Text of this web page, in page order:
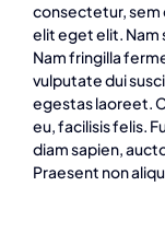
consectetur, sem
elit eget elit. Nam
Nam fringilla
vulputate dui
egestas laoreet.
eu, facilisis felis.
diam sapien,
Praesent non